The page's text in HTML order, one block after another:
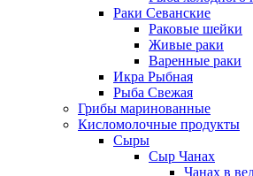
Раки Севанские
Раковые шейки
Живые раки
Варенные раки
Икра Рыбная
Рыба Свежая
Грибы маринованные
Кисломолочные продукты
Сыры
Сыр Чанах
Чанах в